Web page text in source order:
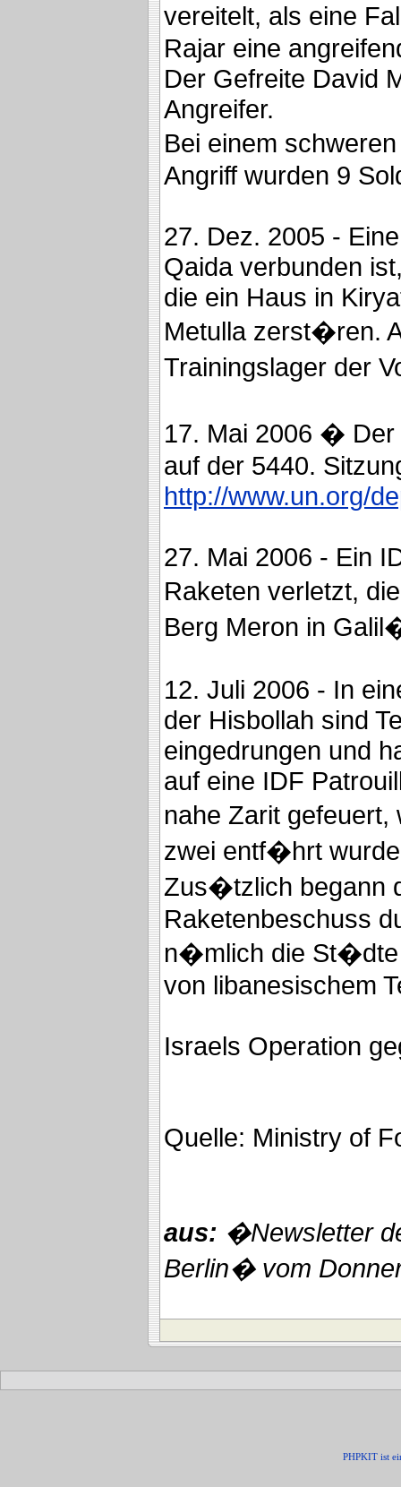
vereitelt, als eine
Rajar eine
Der Gefreite David
Angreifer.
Bei einem
Angriff wurden 9
27. Dez. 2005 -
Qaida verbunden
die ein Haus in
Metulla zerst�ren.
Trainingslager der
17. Mai 2006 � Der
auf der 5440.
http://www.un.org/
27. Mai 2006 - Ein
Raketen verletzt,
Berg Meron in
12. Juli 2006 - In
der Hisbollah sind
eingedrungen und
auf eine IDF
nahe Zarit
zwei entf�hrt
Zus�tzlich begann
Raketenbeschuss
n�mlich die
von libanesischem
Israels Operation
Quelle: Ministry of
aus: �Newsletter
Berlin� vom
PHPKIT ist